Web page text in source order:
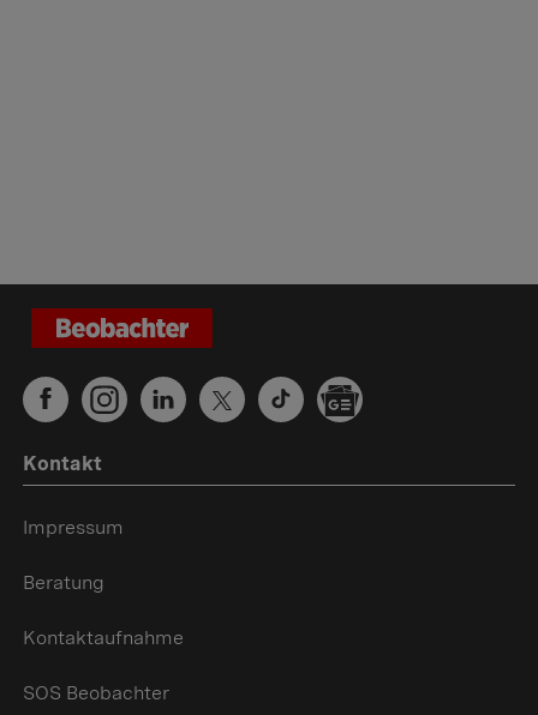
Kontakt
Impressum
Beratung
Kontaktaufnahme
SOS Beobachter